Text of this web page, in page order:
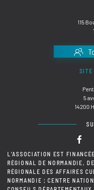
115
SITE
5
14200
L'ASSOCIATION EST
RÉGIONAL DE NORMANDIE,
RÉGIONALE DES AFFAIRES
NORMANDIE ; CENTRE